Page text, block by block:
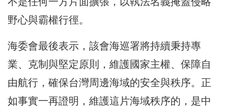
野心與霸權行徑。
海委會最後表示，該會海巡署將持續秉持專
業、克制與堅定原則，維護國家主權、保障自
由航行，確保台灣周邊海域的安全與秩序。正
如事實一再證明，維護這片海域秩序的，是中